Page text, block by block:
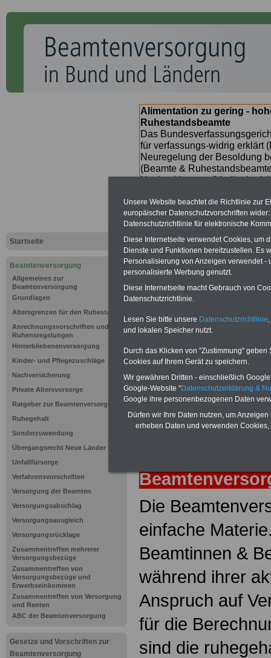
Startseite
Beamtenversorgung
Allgemeines zur
Beamtenversorgung
Grundlagen
Altersgrenzen für den Ruhestand
Anrechnungsvorschriften und
Ruhensregelungen
Hinterbliebenenversorgung
Kinder- und Pflegezuschläge
Nachversicherung
Private Altersvorsorge
Ratgeber zur Beamtenversorgung
Ruhegehalt
Sonderzuwendung
Übergangsrecht Neue Länder
Unfallfürsorge
Verfahrensvorschriften
Versorgung der Beamten
Versorgungsabschlag
Versorgungsausgleich
Versorgungsrücklage
Zusammentreffen mehrerer
Versorgungsbezüge
Zusammentreffen von
Versorgungsbezüge und
Erwerbseinkommen
Zusammentreffen von Versorgung
und Renten
ABC der Beamtenversorgung
Gesetze und Vorschriften zur
Beamtenversorgung
Alimentation zu gering -
Ruhestandsbeamte
Das
für verfassungs-widrig erklärt
Neuregelung der Besoldung
(Beamte &
Nachzahlungen
SERVICE gibt hierzu im II.
(unmittelbar nach Beschluss
Bundesregierung >>>
zur
Ratgeber für 7,50 Euro
Die
einfache
Beamtinnen &
während ihrer
Anspruch auf
für die
sind die
Unsere Website beachtet die Richtlinie zur
europäischer Datenschutzvorschriften
Datenschutzrichtlinie für elektronische
Diese Internetseite verwendet Cookies, um
Dienste und Funktionen bereitzustellen. Es
Personalisierung von Anzeigen verwendet
personalisierte Werbung genutzt.
Diese Internetseite macht Gebrauch von
Datenschutzrichtlinie.
Lesen Sie bitte unsere Datenschutzrichtlinie
und lokalen Speicher nutzt.
Durch das Klicken von "Zustimmung"
Cookies auf Ihrem Gerät zu speichern.
Wir gewähren Dritten - einschließlich
Google-Website "Datenschutzerklärung &
Google ihre personenbezogenen Daten
Dürfen wir Ihre Daten nutzen, um
erheben Daten und verwenden